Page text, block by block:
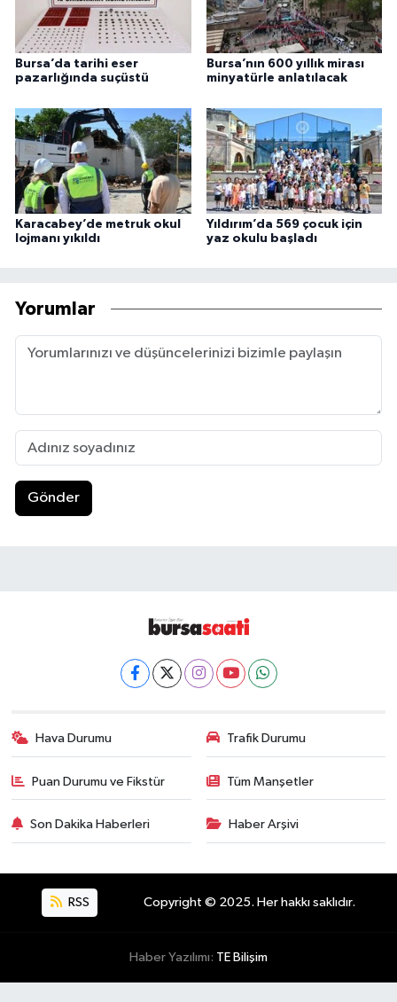
Bursa’da tarihi eser
pazarlığında suçüstü
Bursa’nın 600 yıllık mirası
minyatürle anlatılacak
Karacabey’de metruk okul
lojmanı yıkıldı
Yıldırım’da 569 çocuk için
yaz okulu başladı
Yorumlar
Gönder
Hava Durumu Trafik Durumu
Puan Durumu ve Fikstür Tüm Manşetler
Son Dakika Haberleri Haber Arşivi
RSS Copyright © 2025. Her hakkı saklıdır.
Haber Yazılımı: TE Bilişim